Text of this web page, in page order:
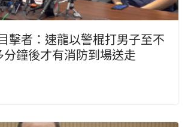
擊者：速龍以警棍打男子至不
分鐘後才有消防到場送走